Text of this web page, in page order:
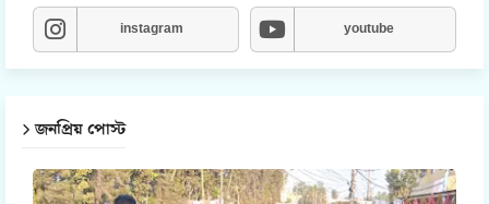
instagram youtube
জনপ্রিয় পোস্ট